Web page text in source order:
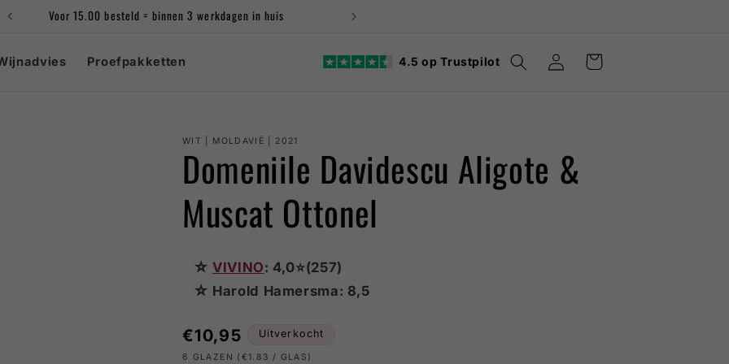
Voor 15.00 besteld = binnen 3 werkdagen in huis
Proefpakketten 4.5 op Trustpilot Inloggen
Winkelwagen
WIT | MOLDAVIË | 2021
Domeniile Davidescu Aligote &
Muscat Ottonel
☆VIVINO: 4,0⭐(257)
☆ Harold Hamersma: 8,5
Normale
prijs
€10,95 Uitverkocht
6 GLAZEN (€1.83 / GLAS)